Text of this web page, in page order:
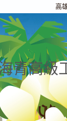
高
青高級